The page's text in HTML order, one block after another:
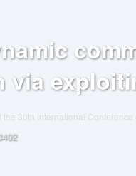
via
the 30th International